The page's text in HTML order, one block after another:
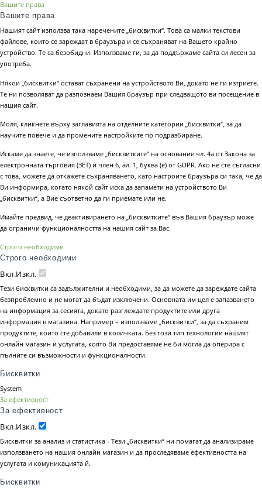
Вашите права
Вашите права
Нашият сайт използва така наречените „бисквитки“. Това са малки текстови
файлове, които се зареждат в браузъра и се съхраняват на Вашето крайно
устройство. Те са безобидни. Използваме ги, за да поддържаме сайта си лесен за
употреба.
Някои „бисквитки“ остават съхранени на устройството Ви, докато не ги изтриете.
Те ни позволяват да разпознаем Вашия браузър при следващото ви посещение в
нашия сайт.
Моля, кликнете върху заглавията на отделните категории „бисквитки“, за да
научите повече и да промените настройките по подразбиране.
Искаме да знаете, че използваме „бисквитките“ на основание чл. 4а от Закона за
електронната търговия (ЗЕТ) и член 6, ал. 1, буква (е) от GDPR. Ако не сте съгласни
с това, можете да откажете съхраняването, като настроите браузъра си така, че да
Ви информира, когато някой сайт иска да запамети на устройството Ви
„бисквитки“, а Вие съответно да ги приемате или не.
Имайте предвид, че деактивирането на „бисквитките“ във Вашия браузър може
да ограничи функционалността на нашия сайт за Вас.
Строго необходими
Строго необходими
Вкл.Изкл.
Тези бисквитки са задължителни и необходими, за да можете да зареждате сайта
безпроблемно и не могат да бъдат изключени. Основната им цел е запазването
на информация за сесията, докато разглеждате продуктите или друга
информация в магазина. Например – използваме „бисквитки“, за да съхраним
продуктите, които сте добавили в количката. Без този тип технологии нашият
онлайн магазин и услугата, която Ви предоставяме не би могла да оперира с
пълните си възможности и функционалности.
Бисквитки
System
За ефективност
За ефективност
Вкл.Изкл.
Бисквитки за анализ и статистика - Тези „бисквитки“ ни помагат да анализираме
използването на нашия онлайн магазин и да проследяваме ефективността на
услугата и комуникацията й.
Бисквитки